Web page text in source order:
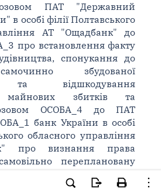
ПАТ "Державний
в особі філії Полтавського
АТ "Ощадбанк" до
про встановлення факту
спонукання до
збудованої
та відшкодування
майнових збитків та
ОСОБА_4 до ПАТ
банк України в особі
обласного управління
про визнання права
переплановану